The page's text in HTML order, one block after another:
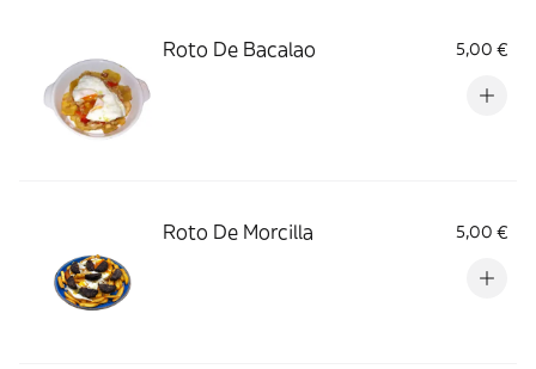
Roto De Bacalao 5,00 €
Roto De Morcilla 5,00 €